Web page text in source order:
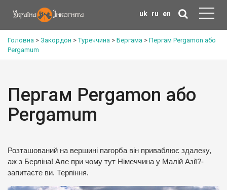
uk ru en
Головна > Закордон >Туреччина > Бергама > Пергам Pergamon або
Pergamum
Пергам Pergamon або
Pergamum
Розташований на вершині пагорба він приваблює здалеку,
аж з Берліна! Але при чому тут Німеччина у Малій Азії?-
запитаєте ви. Терпіння.